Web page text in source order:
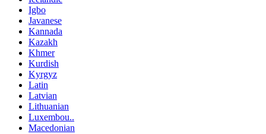
Igbo
Javanese
Kannada
Kazakh
Khmer
Kurdish
Kyrgyz
Latin
Latvian
Lithuanian
Luxembou..
Macedonian